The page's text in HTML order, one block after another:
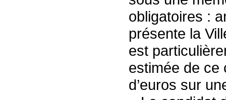
obligatoires :
présente la
est
estimée de ce
d’euros sur